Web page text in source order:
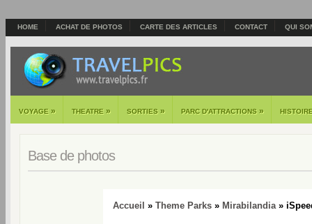
HOME ACHAT DE PHOTOS CARTE DES ARTICLES CONTACT QUI
VOYAGE » THEATRE » SORTIES » PARC D'ATTRACTIONS »
Base de photos
Accueil » Theme Parks» Mirabilandia»